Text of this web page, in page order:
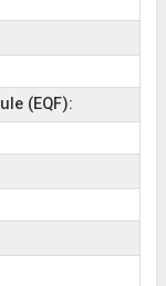
(EQF):